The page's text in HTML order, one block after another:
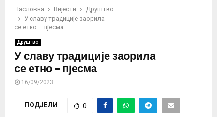
Насловна Вијести
Друштво
У славу традиције заорила
се етно – пјесма
Друштво
У славу традиције заорила
се етно – пјесма
16/09/2023
ПОДЈЕЛИ 0